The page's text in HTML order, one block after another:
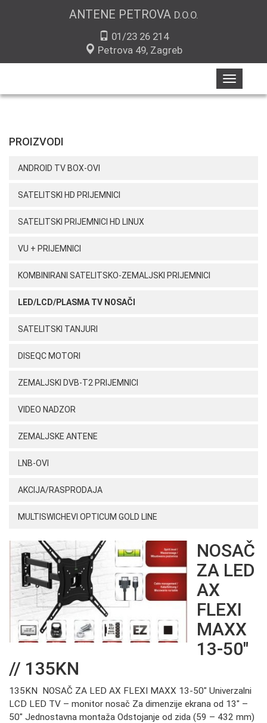
ANTENE PETROVA D.O.O.
01/23 26 214
Petrova 49, Zagreb
Toggle
PROIZVODI
ANDROID TV BOX-OVI
SATELITSKI HD PRIJEMNICI
SATELITSKI PRIJEMNICI HD LINUX
VU + PRIJEMNICI
KOMBINIRANI SATELITSKO-ZEMALJSKI PRIJEMNICI
LED/LCD/PLASMA TV NOSAČI
SATELITSKI TANJURI
DISEQC MOTORI
ZEMALJSKI DVB-T2 PRIJEMNICI
VIDEO NADZOR
ZEMALJSKE ANTENE
LNB-OVI
AKCIJA/RASPRODAJA
MULTISWICHEVI OPTICUM GOLD LINE
NOSAČ
ZA LED
AX
FLEXI
MAXX
13-50″
// 135KN
135KN NOSAČ ZA LED AX FLEXI MAXX 13-50″ Univerzalni
LCD LED TV – monitor nosač Za dimenzije ekrana od 13″ –
50″ Jednostavna montaža Odstojanje od zida (59 – 432 mm)